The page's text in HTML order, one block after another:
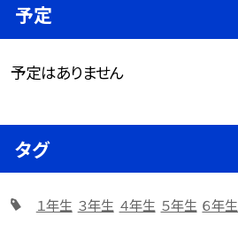
予定
予定はありません
タグ
１年生 ３年生 ４年生 ５年生 ６年生